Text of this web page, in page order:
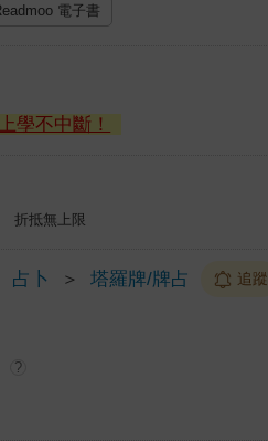
電子書
學不中斷！
折抵無上限
占卜 ＞ 塔羅牌/牌占 追蹤
?